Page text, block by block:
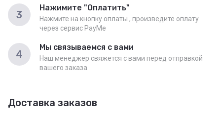
3
Нажимите "Оплатить"
Нажмите на кнопку оплаты , произведите оплату
через сервис PayMe
4
Мы связываемся с вами
Наш менеджер свяжется с вами перед отправкой
вашего заказа
Доставка заказов